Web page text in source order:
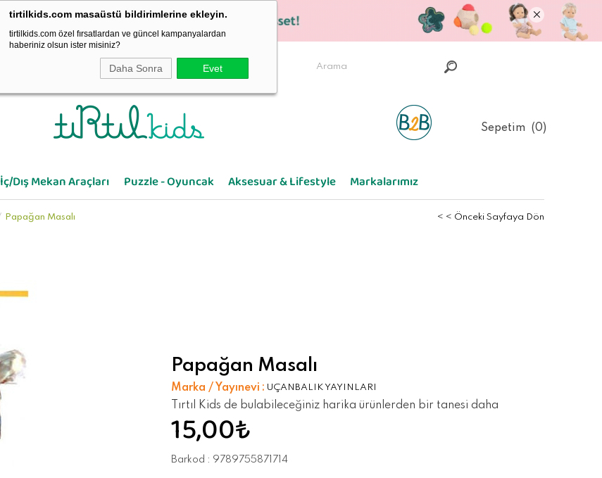
tirtilkids.com masaüstü bildirimlerine ekleyin.
tirtilkids.com özel fırsatlardan ve güncel kampanyalardan
haberiniz olsun ister misiniz?
Daha Sonra Evet
Sepetim 0
İç/Dış Mekan Araçları Puzzle - Oyuncak Aksesuar & Lifestyle Markalarımız
Papağan Masalı < < Önceki Sayfaya Dön
Papağan Masalı
Marka / Yayınevi : UÇANBALIK YAYINLARI
Tırtıl Kids de bulabileceğiniz harika ürünlerden bir tanesi daha
15,00₺
Barkod : 9789755871714